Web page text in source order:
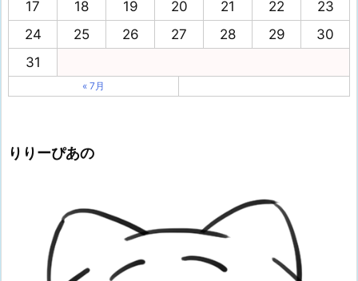
17 18 19 20 21 22
23
24
25 26 27 28 29
30
31
« 7月
りりーぴあの